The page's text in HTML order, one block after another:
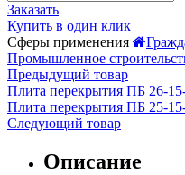
Заказать
Купить в один клик
Сферы применения
Промышленное
Предыдущий товар
Плита перекрытия ПБ 26-
Плита перекрытия ПБ 25-
Следующий товар
Описание